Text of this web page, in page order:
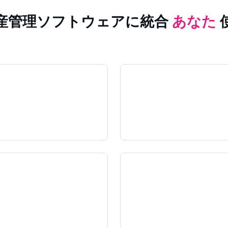
管理ソフトウェアに統合 あなた